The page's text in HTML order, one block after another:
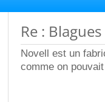
Re :
Novell est un
comme on